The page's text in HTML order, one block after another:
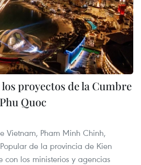
proyectos de la Cumbre
Quoc
Vietnam, Pham Minh Chinh,
de la provincia de Kien
con los ministerios y agencias